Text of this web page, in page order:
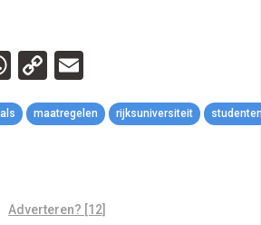
WhatsApp
Copy
Link
maatregelen rijksuniversiteit
Adverteren? [12]